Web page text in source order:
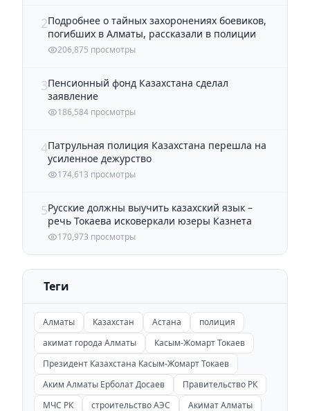
2Подробнее о тайных захоронениях боевиков,
погибших в Алматы, рассказали в полиции
206,875 просмотры
3Пенсионный фонд Казахстана сделал
заявление
186,584 просмотры
4Патрульная полиция Казахстана перешла на
усиленное дежурство
174,613 просмотры
5Русские должны выучить казахский язык –
речь Токаева исковеркали юзеры Казнета
170,973 просмотры
Теги
Алматы Казахстан Астана
полиция
акимат города Алматы
Касым-Жомарт Токаев
Президент Казахстана Касым-Жомарт Токаев
Аким Алматы Ерболат Досаев
Правительство РК
МЧС РК
строительство АЭС
Акимат Алматы